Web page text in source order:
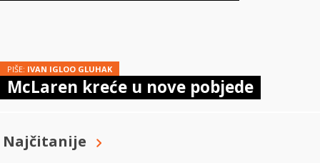
PIŠE: IVAN IGLOO GLUHAK
McLaren kreće u nove pobjede
Najčitanije